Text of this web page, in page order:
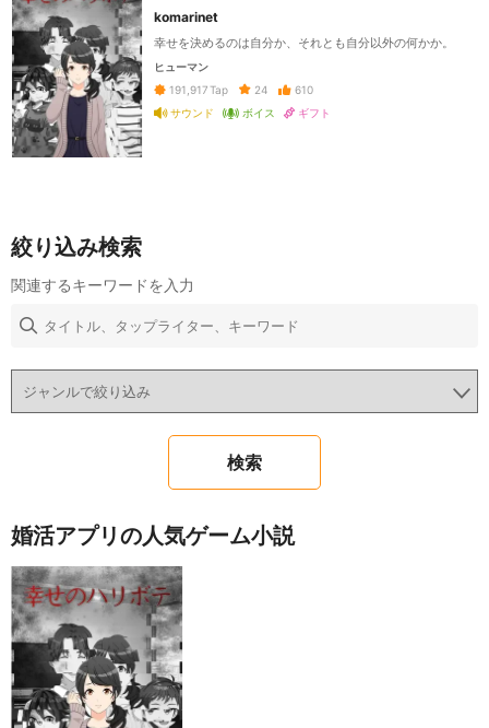
komarinet
幸せを決めるのは自分か、それとも自分以外の何かか。
ヒューマン
191,917 Tap 24
610
サウンド
ボイス ギフト
絞り込み検索
関連するキーワードを入力
婚活アプリの人気ゲーム小説